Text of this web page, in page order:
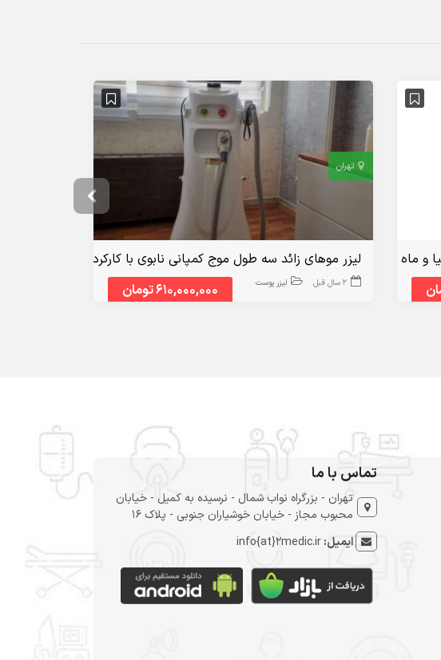
و ماه گرفتگی و …
تهران
610,000,000 تومان
لیزر موهای زائد سه طول موج کمپانی نابوی با کارکرد ۳۰۰ هزارشات
2 سال قبل لیزر پوست
تماس با ما
تهران - بزرگراه نواب شمال - نرسیده به کمیل - خیابان
محبوب مجاز - خیابان خوشیاران جنوبی - پلاک 16
ایمیل:info{at}2medic.ir